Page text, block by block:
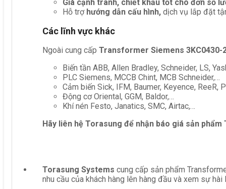
Giá cạnh tranh, chiết khấu tốt cho đơn số
Hỗ trợ hướng dẫn cấu hình, dịch vụ lắp đặt
Các lĩnh vực khác
Ngoài cung cấp Transformer Siemens 3KC0430-
Biến tần ABB, Allen Bradley, Schneider, LS,
PLC Siemens, MCCB Chint, MCB Schneider,…
Cảm biến Sick, IFM, Baumer, Keyence, ReeR,
Động cơ Oriental, GGM, Baldor,…
Khí nén Festo, Janatics, SMC, Airtac,…
Hãy liên hệ Torasung để nhận báo giá sản phẩm
Torasung Systems cung cấp sản phẩm
nhu cầu của khách hàng lên hàng đầu và xem sự